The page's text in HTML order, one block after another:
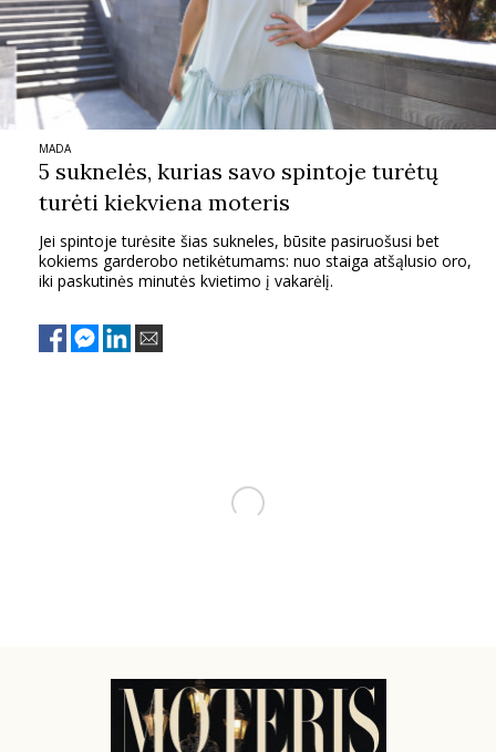
MADA
5 suknelės, kurias savo spintoje turėtų
turėti kiekviena moteris
Jei spintoje turėsite šias sukneles, būsite pasiruošusi bet
kokiems garderobo netikėtumams: nuo staiga atšąlusio oro,
iki paskutinės minutės kvietimo į vakarėlį.